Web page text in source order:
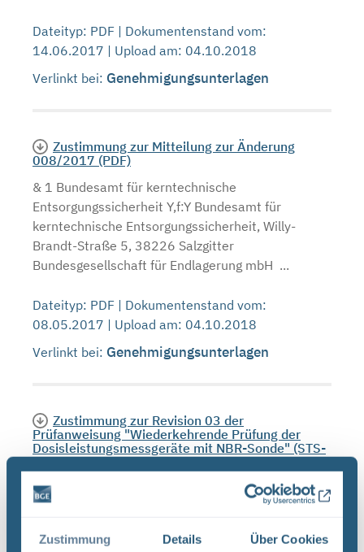
Zustimmung Details Über Cookies
Dateityp: PDF | Dokumentenstand vom:
14.06.2017 | Upload am: 04.10.2018
Verlinkt bei: Genehmigungsunterlagen
Zustimmung zur Mitteilung zur Änderung
008/2017 (PDF)
& 1 Bundesamt für kerntechnische
Entsorgungssicherheit Y,f:Y Bundesamt für
kerntechnische Entsorgungssicherheit, Willy-
Brandt-Straße 5, 38226 Salzgitter
Bundesgesellschaft für Endlagerung mbH ...
Dateityp: PDF | Dokumentenstand vom:
08.05.2017 | Upload am: 04.10.2018
Verlinkt bei: Genehmigungsunterlagen
Zustimmung zur Revision 03 der
Prüfanweisung "Wiederkehrende Prüfung der
Dosisleistungsmessgeräte mit NBR-Sonde" (STS-
PA-DL-003) (PDF)
~ I Bundesamt für Y,t,J" kerntechnische
Entsorgungssicherheit Bundesamt für
kemtechnische Entsorgungssicherheit, Willy-
Brandt-Straße 5, 38226 Salzgitter Ihre Nachricht: